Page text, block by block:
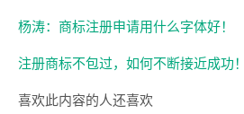
杨涛：商标注册申请用什么字体好！
注册商标不包过，如何不断接近成功！
喜欢此内容的人还喜欢